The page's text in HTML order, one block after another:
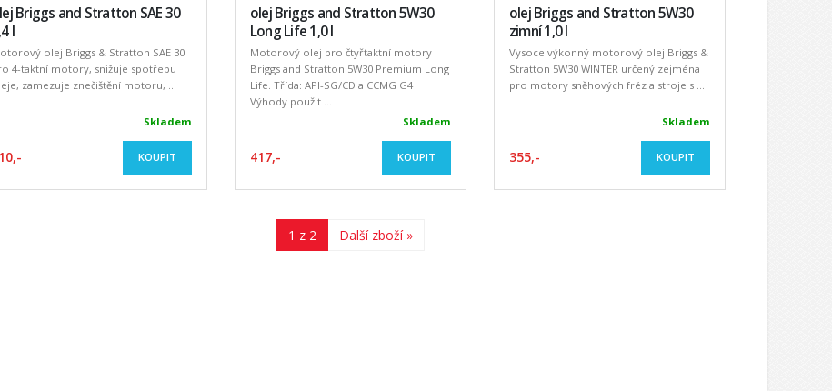
Briggs and Stratton SAE 30
l
olej Briggs & Stratton SAE 30
4-taktní motory, snižuje spotřebu
zamezuje znečištění motoru, ...
Skladem
KOUPIT
olej Briggs and Stratton 5W30
Long Life 1,0 l
Motorový olej pro čtyřtaktní motory
Briggs and Stratton 5W30 Premium Long
Life. Třída: API-SG/CD a CCMG G4
Výhody použit ...
Skladem
417,- KOUPIT
olej Briggs and Stratton 5W30
zimní 1,0 l
Vysoce výkonný motorový olej Briggs &
Stratton 5W30 WINTER určený zejména
pro motory sněhových fréz a stroje s ...
Skladem
355,- KOUPIT
1 z 2 Další zboží »